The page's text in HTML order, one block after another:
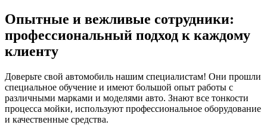
Опытные и вежливые сотрудники:
профессиональный подход к каждому
клиенту
Доверьте свой автомобиль нашим специалистам! Они прошли
специальное обучение и имеют большой опыт работы с
различными марками и моделями авто. Знают все тонкости
процесса мойки, используют профессиональное оборудование
и качественные средства.